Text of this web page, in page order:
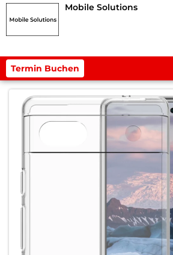
Mobile Solutions
Termin Buchen